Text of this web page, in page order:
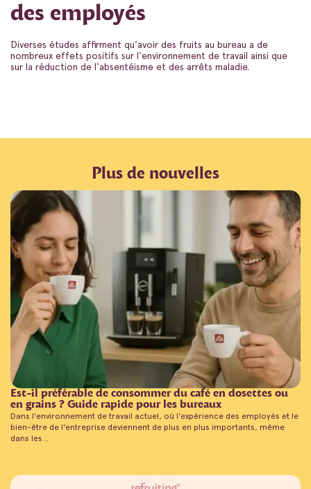
des employés
Diverses études affirment qu'avoir des fruits au bureau a de
nombreux effets positifs sur l'environnement de travail ainsi que
sur la réduction de l'absentéisme et des arrêts maladie.
Plus de nouvelles
Est-il préférable de consommer du café en dosettes ou
en grains ? Guide rapide pour les bureaux
Dans l'environnement de travail actuel, où l'expérience des employés et le
bien-être de l'entreprise deviennent de plus en plus importants, même
dans les...